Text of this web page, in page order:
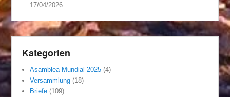
17/04/2026
Kategorien
Asamblea Mundial 2025 (4)
Versammlung (18)
Briefe (109)